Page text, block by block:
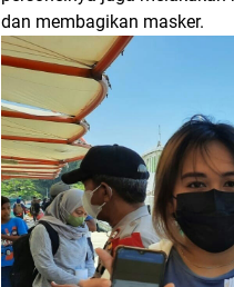
dan membagikan masker.